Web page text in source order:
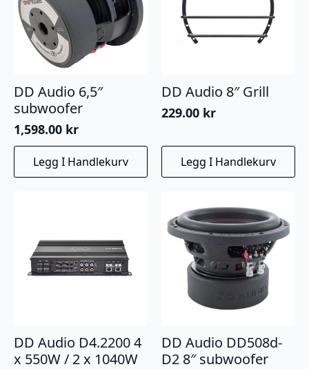
DD Audio 6,5″
subwoofer
1,598.00 kr
Legg I Handlekurv
DD Audio 8″ Grill
229.00 kr
Legg I Handlekurv
DD Audio D4.2200 4
x 550W / 2 x 1040W
DD Audio DD508d-
D2 8″ subwoofer